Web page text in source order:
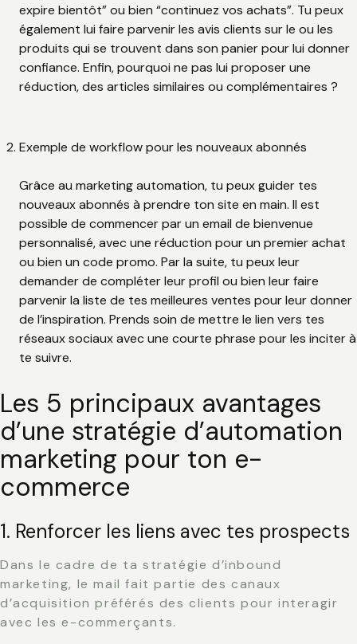
expire bientôt” ou bien “continuez vos achats”. Tu peux
également lui faire parvenir les avis clients sur le ou les
produits qui se trouvent dans son panier pour lui donner
confiance. Enfin, pourquoi ne pas lui proposer une
réduction, des articles similaires ou complémentaires ?
Exemple de workflow pour les nouveaux abonnés
Grâce au marketing automation, tu peux guider tes
nouveaux abonnés à prendre ton site en main. Il est
possible de commencer par un email de bienvenue
personnalisé, avec une réduction pour un premier achat
ou bien un code promo. Par la suite, tu peux leur
demander de compléter leur profil ou bien leur faire
parvenir la liste de tes meilleures ventes pour leur donner
de l’inspiration. Prends soin de mettre le lien vers tes
réseaux sociaux avec une courte phrase pour les inciter à
te suivre.
Les 5 principaux avantages
d’une stratégie d’automation
marketing pour ton e-
commerce
1. Renforcer les liens avec tes prospects
Dans le cadre de ta stratégie d’inbound
marketing, le mail fait partie des canaux
d’acquisition préférés des clients pour interagir
avec les e-commerçants.